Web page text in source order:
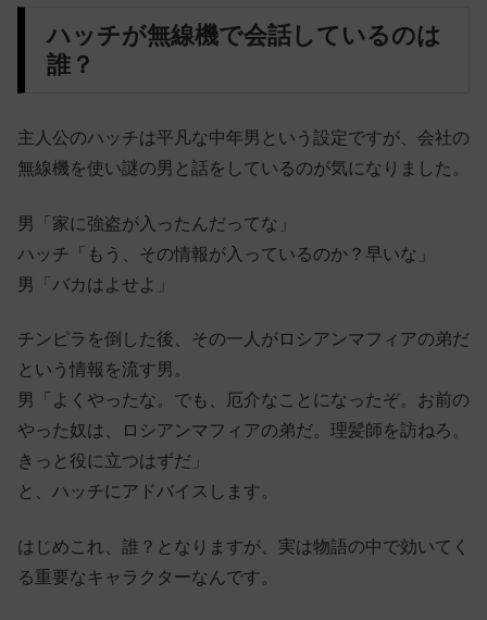
ハッチが無線機で会話しているのは
誰？
主人公のハッチは平凡な中年男という設定ですが、会社の
無線機を使い謎の男と話をしているのが気になりました。
男「家に強盗が入ったんだってな」
ハッチ「もう、その情報が入っているのか？早いな」
男「バカはよせよ」
チンピラを倒した後、その一人がロシアンマフィアの弟だ
という情報を流す男。
男「よくやったな。でも、厄介なことになったぞ。お前の
やった奴は、ロシアンマフィアの弟だ。理髪師を訪ねろ。
きっと役に立つはずだ」
と、ハッチにアドバイスします。
はじめこれ、誰？となりますが、実は物語の中で効いてく
る重要なキャラクターなんです。